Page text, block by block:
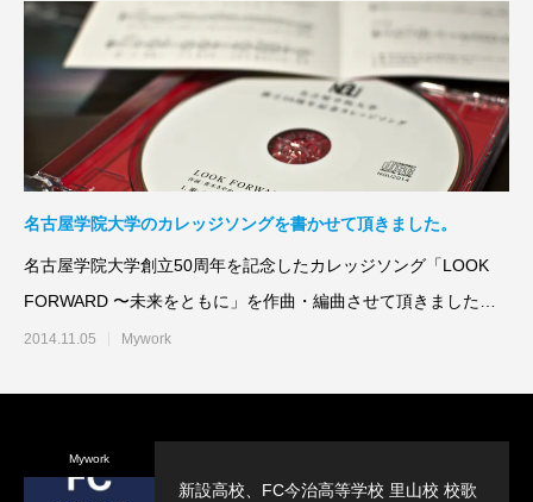
名古屋学院大学のカレッジソングを書かせて頂きました。
名古屋学院大学創立50周年を記念したカレッジソング「LOOK
FORWARD 〜未来をともに」を作曲・編曲させて頂きました。
(さら
2014.11.05 Mywork
Mywork
新設高校、FC今治高等学校 里山校 校歌